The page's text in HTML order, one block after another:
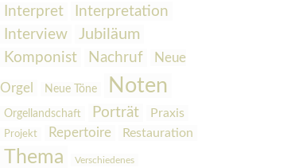
Interpret
Interpretation
Interview
Jubiläum
Komponist
Nachruf Neue
Orgel Neue Töne Noten
Orgellandschaft Porträt Praxis
Projekt Repertoire Restauration
Thema Verschiedenes